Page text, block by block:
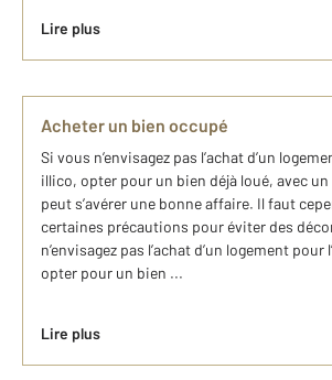
Lire plus
Acheter un bien occupé
Si vous n’envisagez pas l’achat d’un
illico, opter pour un bien déjà loué, avec
peut s’avérer une bonne affaire. Il faut
certaines précautions pour éviter des
n’envisagez pas l’achat d’un logement pour
opter pour un bien ...
Lire plus